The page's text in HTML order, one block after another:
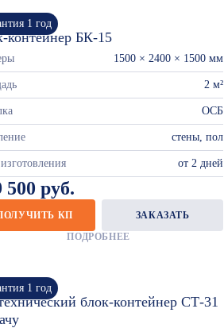
1 год
контейнер БК-15
1500 × 2400 × 1500 мм
2 м²
ОСБ
стены, пол
от 2 дней
500 руб.
КП
ЗАКАЗАТЬ
ПОДРОБНЕЕ
1 год
блок-контейнер СТ-31